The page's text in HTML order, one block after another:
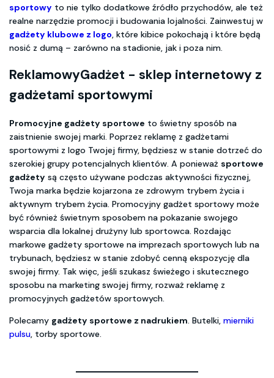
sportowy to nie tylko dodatkowe źródło przychodów, ale też
realne narzędzie promocji i budowania lojalności. Zainwestuj w
gadżety klubowe z logo, które kibice pokochają i które będą
nosić z dumą – zarówno na stadionie, jak i poza nim.
ReklamowyGadżet - sklep internetowy z
gadżetami sportowymi
Promocyjne gadżety sportowe to świetny sposób na
zaistnienie swojej marki. Poprzez reklamę z gadżetami
sportowymi z logo Twojej firmy, będziesz w stanie dotrzeć do
szerokiej grupy potencjalnych klientów. A ponieważ sportowe
gadżety są często używane podczas aktywności fizycznej,
Twoja marka będzie kojarzona ze zdrowym trybem życia i
aktywnym trybem życia. Promocyjny gadżet sportowy może
być również świetnym sposobem na pokazanie swojego
wsparcia dla lokalnej drużyny lub sportowca. Rozdając
markowe gadżety sportowe na imprezach sportowych lub na
trybunach, będziesz w stanie zdobyć cenną ekspozycję dla
swojej firmy. Tak więc, jeśli szukasz świeżego i skutecznego
sposobu na marketing swojej firmy, rozważ reklamę z
promocyjnych gadżetów sportowych.
Polecamy gadżety sportowe z nadrukiem. Butelki, mierniki
pulsu, torby sportowe.